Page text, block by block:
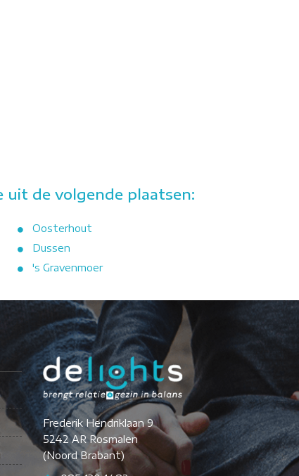
uit de volgende plaatsen:
Oosterhout
Dussen
's Gravenmoer
Frederik Hendriklaan 9
5242 AR Rosmalen
(Noord Brabant)